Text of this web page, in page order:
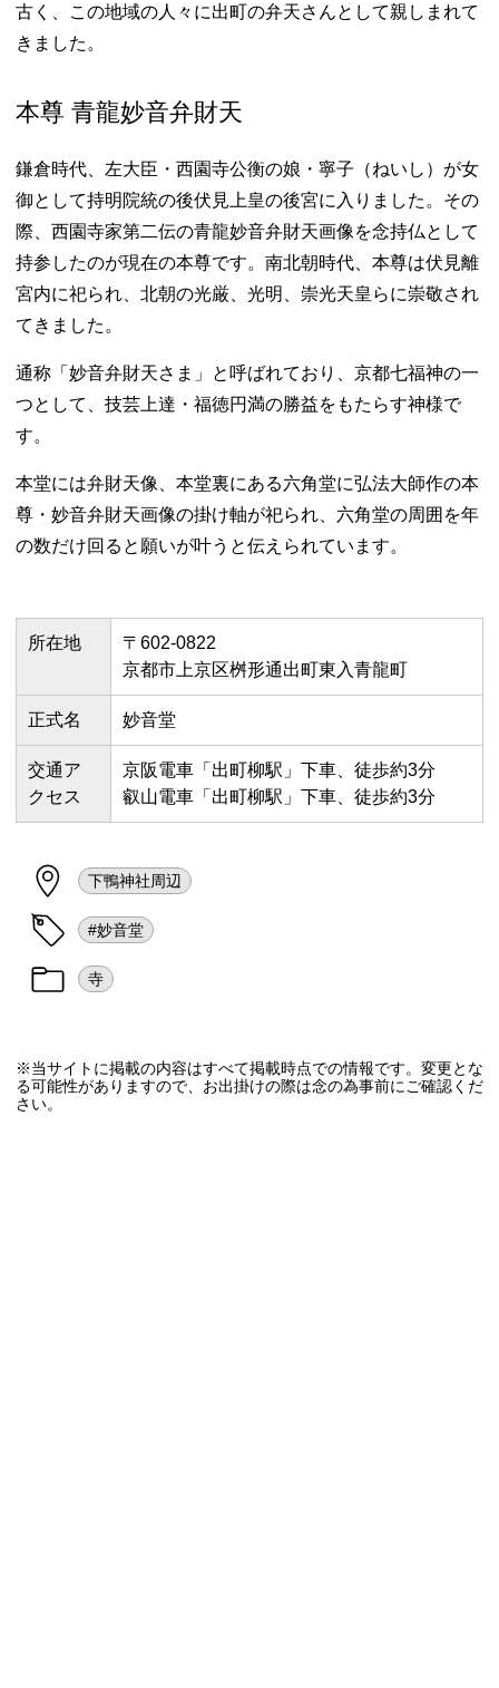
古く、この地域の人々に出町の弁天さんとして親しまれて
きました。
本尊 青龍妙音弁財天
鎌倉時代、左大臣・西園寺公衡の娘・寧子（ねいし）が女
御として持明院統の後伏見上皇の後宮に入りました。その
際、西園寺家第二伝の青龍妙音弁財天画像を念持仏として
持参したのが現在の本尊です。南北朝時代、本尊は伏見離
宮内に祀られ、北朝の光厳、光明、崇光天皇らに崇敬され
てきました。
通称「妙音弁財天さま」と呼ばれており、京都七福神の一
つとして、技芸上達・福徳円満の勝益をもたらす神様で
す。
本堂には弁財天像、本堂裏にある六角堂に弘法大師作の本
尊・妙音弁財天画像の掛け軸が祀られ、六角堂の周囲を年
の数だけ回ると願いが叶うと伝えられています。
所在地
〒602-0822
京都市上京区桝形通出町東入青龍町
正式名 妙音堂
交通ア
クセス
京阪電車「出町柳駅」下車、徒歩約3分
叡山電車「出町柳駅」下車、徒歩約3分
下鴨神社周辺
#妙音堂
寺
※当サイトに掲載の内容はすべて掲載時点での情報です。変更とな
る可能性がありますので、お出掛けの際は念の為事前にご確認くだ
さい。